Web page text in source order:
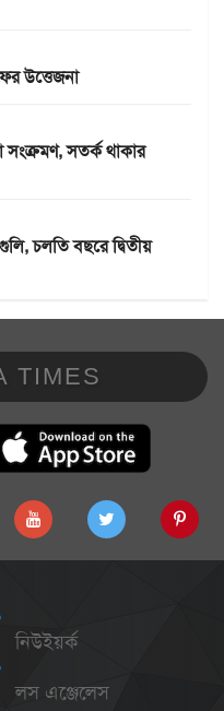
উত্তেজনা
সংক্রমণ, সতর্ক থাকার
চলতি বছরে দ্বিতীয়
TIMES
নিউইয়র্ক
লস এঞ্জেলেস